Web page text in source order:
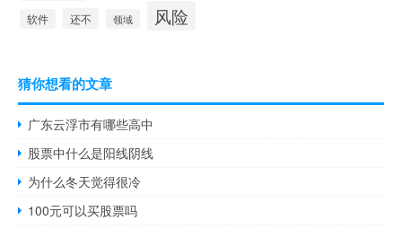
软件 还不 领域 风险
猜你想看的文章
广东云浮市有哪些高中
股票中什么是阳线阴线
为什么冬天觉得很冷
100元可以买股票吗